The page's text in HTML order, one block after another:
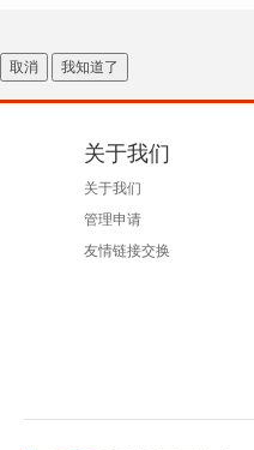
取消 我知道了
关于我们
关于我们
管理申请
友情链接交换